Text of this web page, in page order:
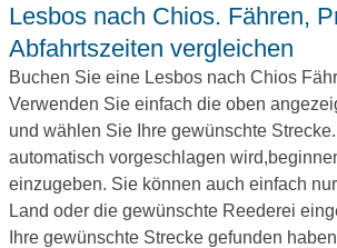
Lesbos nach Chios. Fähren, Preise und
Abfahrtszeiten vergleichen
Buchen Sie eine Lesbos nach Chios
Verwenden Sie einfach die oben
und wählen Sie Ihre gewünschte
automatisch vorgeschlagen
einzugeben. Sie können auch einfach
Land oder die gewünschte Reederei
Ihre gewünschte Strecke gefunden